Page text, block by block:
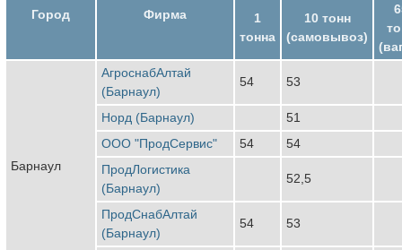
Город Фирма
1
тонна
10 тонн
(самовывоз)
Барнаул
АгроснабАлтай
(Барнаул)
54 53
Норд (Барнаул)
51
ООО "ПродСервис"
54
54
ПродЛогистика
(Барнаул)
52,5
ПродСнабАлтай
(Барнаул)
54 53